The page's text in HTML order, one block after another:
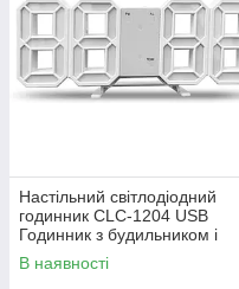
Настільний світлодіодний
годинник CLC-1204 USB
Годинник з будильником і
білим підсвічуванням
В наявності